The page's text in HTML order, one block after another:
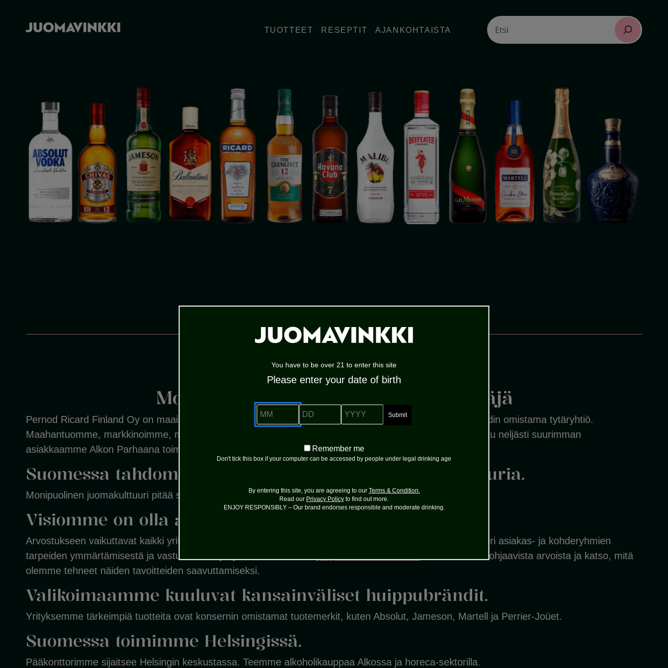
TUOTTEET RESEPTIT AJANKOHTAISTA
Search
for:
Etsi
PERNOD RICARD FINLAND OY
Monipuolisen juomakulttuurin edistäjä
Pernod Ricard Finland Oy on maailman toiseksi suurimman alkoholikonsernin, ranskalaisen Pernod Ricardin omistama tytäryhtiö.
Maahantuomme, markkinoimme, myymme ja jakelemme kansainvälisiä alkoholituotteita. Meidät on palkittu neljästi suurimman
asiakkaamme Alkon Parhaana toimittajana.
Suomessa tahdomme edistää monipuolista juomakulttuuria.
Monipuolinen juomakulttuuri pitää sisällään alkoholin kohtuukäytön ja korkeatasoiset tuotteet.
Visiomme on olla alamme arvostetuin toimija.
Arvostukseen vaikuttavat kaikki yrityksemme toiminnot ja meillä työskentelevät ihmiset. Arvostus syntyy eri asiakas- ja kohderyhmien
tarpeiden ymmärtämisestä ja vastuullisesta yrityskulttuurista. Lue
toimintaamme ohjaavista arvoista ja katso, mitä
olemme tehneet näiden tavoitteiden saavuttamiseksi.
Valikoimaamme kuuluvat kansainväliset huippubrändit.
Yrityksemme tärkeimpiä tuotteita ovat konsernin omistamat tuotemerkit, kuten Absolut, Jameson, Martell ja Perrier-Joüet.
Suomessa toimimme Helsingissä.
Pääkonttorimme sijaitsee Helsingin keskustassa. Teemme alkoholikauppaa Alkossa ja horeca-sektorilla.
You have to be over 21 to enter this site
Please enter your date of birth
MM DD YYYY
Remember
me
Remember me
Don't tick this box if your computer can be accessed by people under legal drinking age
By entering this site, you are agreeing to our Terms & Condition.
Read our Privacy Policy to find out more.
ENJOY RESPONSIBLY – Our brand endorses responsible and moderate drinking.